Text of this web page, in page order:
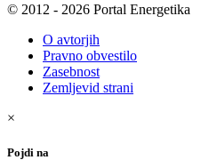
© 2012 - 2026 Portal Energetika
O avtorjih
Pravno obvestilo
Zasebnost
Zemljevid strani
×
Pojdi na